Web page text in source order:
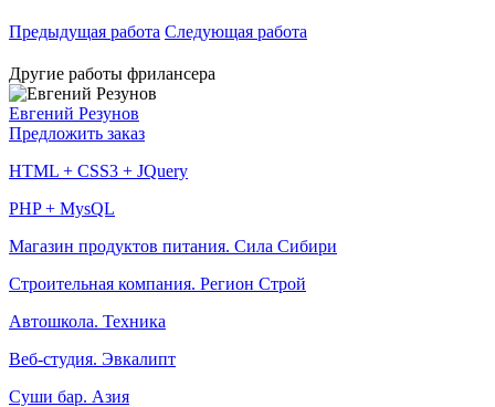
Предыдущая работа Следующая работа
Другие работы фрилансера
Евгений Резунов
Предложить заказ
HTML + CSS3 + JQuery
PHP + MysQL
Магазин продуктов питания. Сила Сибири
Строительная компания. Регион Строй
Автошкола. Техника
Веб-студия. Эвкалипт
Суши бар. Азия